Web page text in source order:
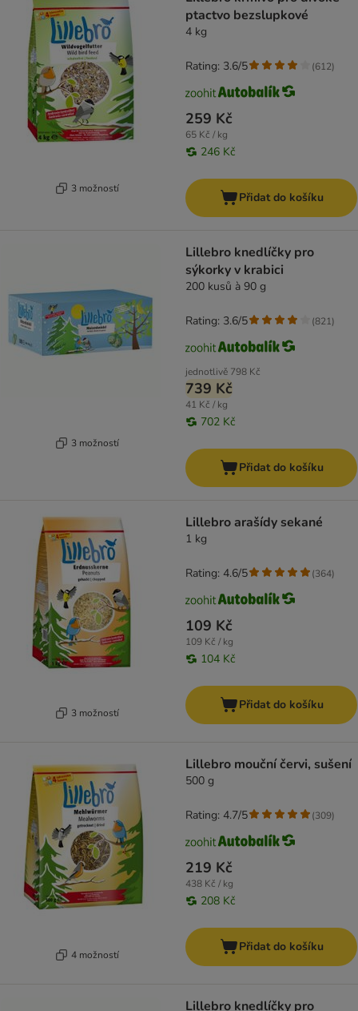
3 možností
ptactvo bezslupkové
4 kg
259 Kč
65 Kč / kg
246 Kč
Rating: 3.6/5 (612)
Přidat do košíku
3 možností
Lillebro knedlíčky pro
sýkorky v krabici
200 kusů à 90 g
jednotlivě 798 Kč
739 Kč
41 Kč / kg
702 Kč
Rating: 3.6/5 (821)
Přidat do košíku
3 možností
Lillebro arašídy sekané
1 kg
109 Kč
109 Kč / kg
104 Kč
Rating: 4.6/5 (364)
Přidat do košíku
4 možností
Lillebro mouční červi, sušení
500 g
219 Kč
438 Kč / kg
208 Kč
Rating: 4.7/5 (309)
Přidat do košíku
Lillebro knedlíčky pro